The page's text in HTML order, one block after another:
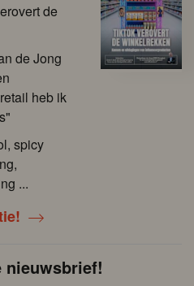
de
de Jong
heb ik
spicy
...
nieuwsbrief!